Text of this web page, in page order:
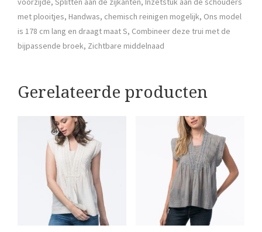
met plooitjes, Handwas, chemisch reinigen mogelijk, Ons model
is 178 cm lang en draagt maat S, Combineer deze trui met de
bijpassende broek, Zichtbare middelnaad
Gerelateerde producten